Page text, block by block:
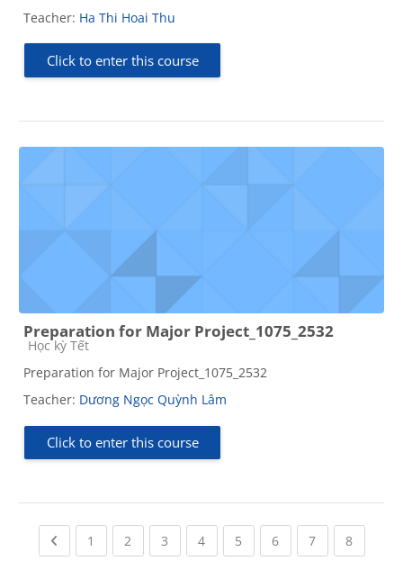
Teacher: Ha Thi Hoai Thu
Click to enter this course
Preparation for Major Project_1075_2532
Course category
Học kỳ Tết
Preparation for Major Project_1075_2532
Teacher: Dương Ngọc Quỳnh Lâm
Click to enter this course
Previous page
1 (current)
2 (current)
3 (current)
4(current)
5 (current)
6(current)
7(current)
8(current)